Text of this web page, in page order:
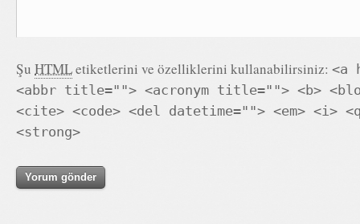
Şu HTMLetiketlerini ve özelliklerini kullanabilirsiniz: <a
<abbr title=""> <acronym title=""> <b>
<cite> <code> <del datetime=""> <em> <i>
<strong>